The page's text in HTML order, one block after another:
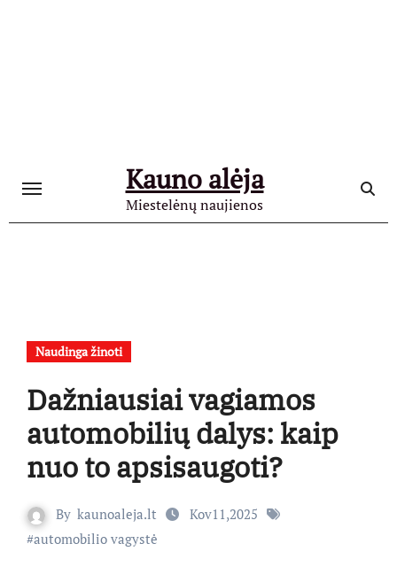
Kauno alėja
Miestelėnų naujienos
Naudinga žinoti
Dažniausiai vagiamos
automobilių dalys: kaip
nuo to apsisaugoti?
By kaunoaleja.lt
Kov11,2025
#automobilio vagystė